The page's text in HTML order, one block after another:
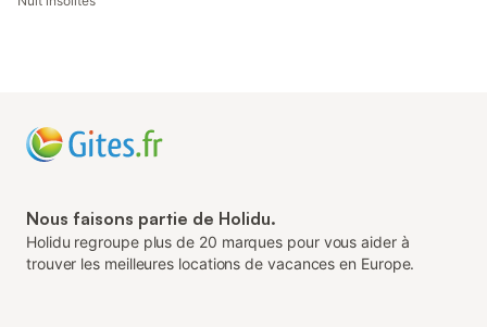
Nous faisons partie de Holidu.
Holidu regroupe plus de 20 marques pour vous aider à
trouver les meilleures locations de vacances en Europe.